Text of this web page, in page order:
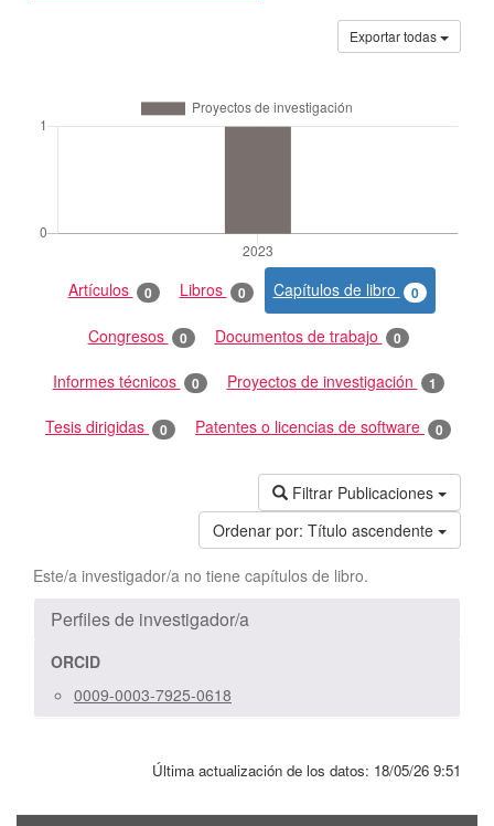
Exportar todas
Artículos 0 Libros 0 Capítulos de libro 0
Congresos 0 Documentos de trabajo 0
Informes técnicos 0 Proyectos de investigación 1
Tesis dirigidas 0 Patentes o licencias de software 0
Filtrar Publicaciones
Ordenar por: Título ascendente
Este/a investigador/a no tiene capítulos de libro.
Perfiles de investigador/a
ORCID
0009-0003-7925-0618
Última actualización de los datos: 18/05/26 9:51